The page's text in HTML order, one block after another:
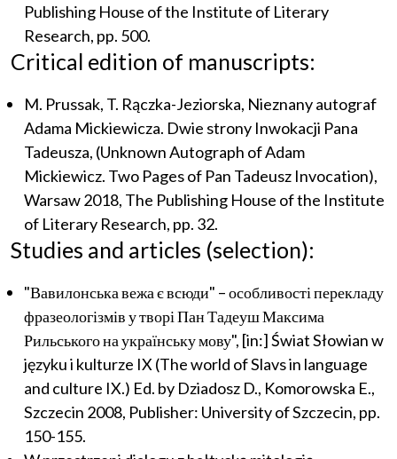
Publishing House of the Institute of Literary
Research, pp. 500.
Critical edition of manuscripts:
M. Prussak, T. Rączka-Jeziorska, Nieznany autograf
Adama Mickiewicza. Dwie strony Inwokacji Pana
Tadeusza, (Unknown Autograph of Adam
Mickiewicz. Two Pages of Pan Tadeusz Invocation),
Warsaw 2018, The Publishing House of the Institute
of Literary Research, pp. 32.
Studies and articles (selection):
"Вавилонська вежа є всюди" – особливості перекладу
фразеологізмів у творі Пан Тадеуш Максима
Рильського на українську мову", [in:] Świat Słowian w
języku i kulturze IX (The world of Slavs in language
and culture IX.) Ed. by Dziadosz D., Komorowska E.,
Szczecin 2008, Publisher: University of Szczecin, pp.
150-155.